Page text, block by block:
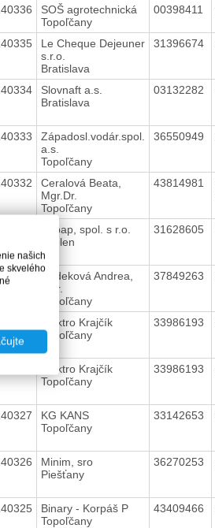
SOŠ agrotechnická
Topoľčany
00398411
Le Cheque Dejeuner
s.r.o.
Bratislava
31396674
Slovnaft a.s.
Bratislava
03132282
Západosl.vodár.spol.
a.s.
Topoľčany
36550949
Ceralová Beata,
Mgr.Dr.
Topoľčany
43814981
Xepap, spol. s r.o.
Zvolen
31628605
Hudeková Andrea,
Mgr.
Topoľčany
37849263
Elektro Krajčík
Topoľčany
33986193
Elektro Krajčík
Topoľčany
33986193
KG KANS
Topoľčany
33142653
Minim, sro
Piešťany
36270253
Binary - Korpáš P
Topoľčany
43409466
našich
skvelého